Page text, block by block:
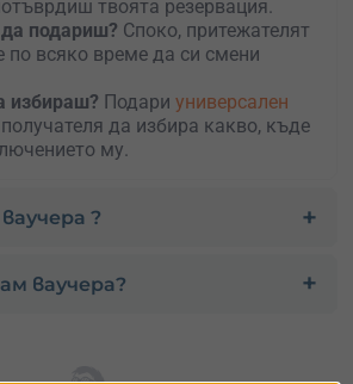
твоята резервация.
подариш? Споко, притежателят
по всяко време да си смени
избираш? Подари универсален
да избира какво, къде
му.
?
ваучера?